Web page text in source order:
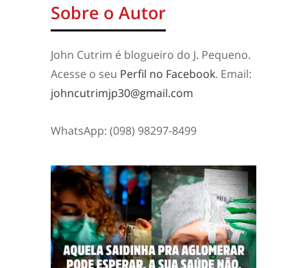
Sobre o Autor
John Cutrim é blogueiro do J. Pequeno.
Acesse o seu Perfil no Facebook. Email:
johncutrimjp30@gmail.com
WhatsApp: (098) 98297-8499